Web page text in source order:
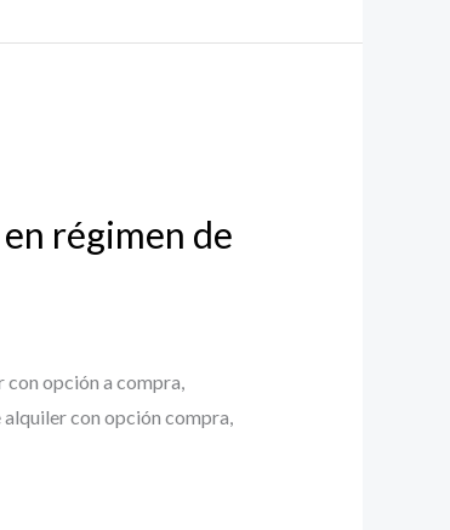
régimen de
con opción a compra,
con opción compra,